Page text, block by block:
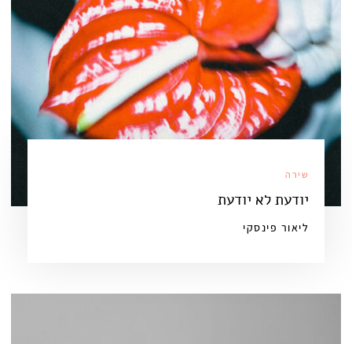
שירה
יודעת לא יודעת
ליאור פינסקי